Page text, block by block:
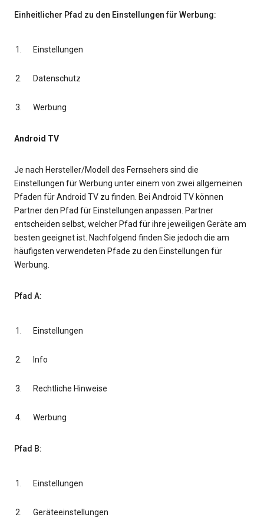
Einheitlicher Pfad zu den Einstellungen für Werbung:
Einstellungen
Datenschutz
Werbung
Android TV
Je nach Hersteller/Modell des Fernsehers sind die
Einstellungen für Werbung unter einem von zwei allgemeinen
Pfaden für Android TV zu finden. Bei Android TV können
Partner den Pfad für Einstellungen anpassen. Partner
entscheiden selbst, welcher Pfad für ihre jeweiligen Geräte am
besten geeignet ist. Nachfolgend finden Sie jedoch die am
häufigsten verwendeten Pfade zu den Einstellungen für
Werbung.
Pfad A:
Einstellungen
Info
Rechtliche Hinweise
Werbung
Pfad B:
Einstellungen
Geräteeinstellungen